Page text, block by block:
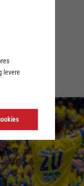
levere